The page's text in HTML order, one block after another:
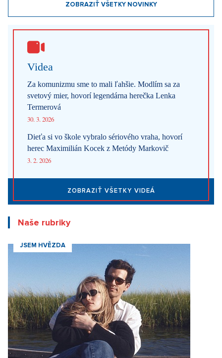
ZOBRAZIŤ VŠETKY NOVINKY
Videa
Za komunizmu sme to mali ľahšie. Modlím sa za
svetový mier, hovorí legendárna herečka Lenka
Termerová
30. 3. 2026
Dieťa si vo škole vybralo sériového vraha, hovorí
herec Maximilián Kocek z Metódy Markovič
3. 2. 2026
ZOBRAZIŤ VŠETKY VIDEÁ
Naše rubriky
JSEM HVĚZDA